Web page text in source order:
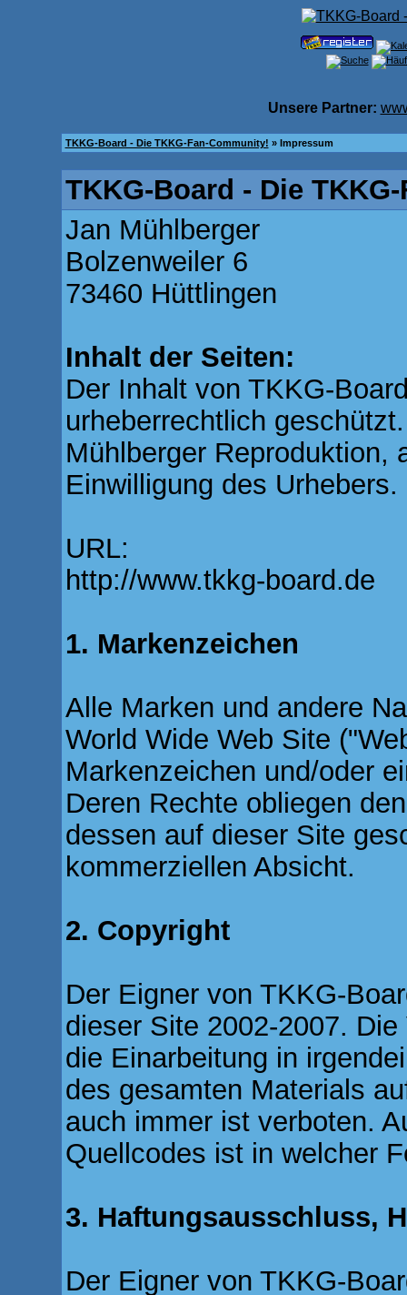
Unsere Partner:
TKKG-Board - Die TKKG-Fan-Community! » Impressum
TKKG-Board - Die
Jan Mühlberger
Bolzenweiler 6
73460 Hüttlingen
Inhalt der Seiten:
Der Inhalt von TKKG-
urheberrechtlich
Mühlberger Reproduktion,
Einwilligung des Urhebers.
URL:
http://www.tkkg-board.de
1. Markenzeichen
Alle Marken und andere
World Wide Web Site
Markenzeichen und/oder
Deren Rechte obliegen
dessen auf dieser Site
kommerziellen Absicht.
2. Copyright
Der Eigner von TKKG-
dieser Site 2002-2007.
die Einarbeitung in
des gesamten Materials
auch immer ist verboten.
Quellcodes ist in welcher
3. Haftungsausschluss,
Der Eigner von TKKG-